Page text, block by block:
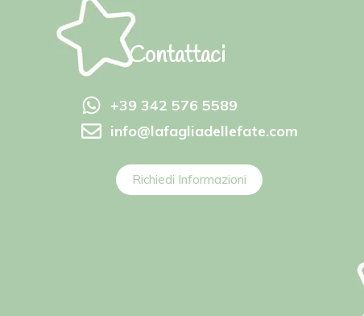
Contattaci
+39 342 576 5589
info@lafagliadellefate.com
Richiedi Informazioni